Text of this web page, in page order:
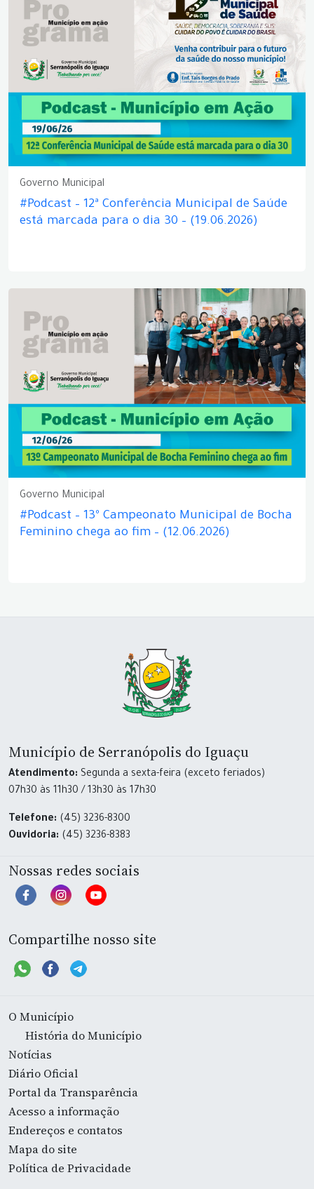
Governo Municipal
#Podcast – 12ª Conferência Municipal de Saúde
está marcada para o dia 30 – (19.06.2026)
Governo Municipal
#Podcast – 13º Campeonato Municipal de Bocha
Feminino chega ao fim – (12.06.2026)
Município de Serranópolis do Iguaçu
Atendimento: Segunda a sexta-feira (exceto feriados)
07h30 às 11h30 / 13h30 às 17h30
Telefone: (45) 3236-8300
Ouvidoria: (45) 3236-8383
Nossas redes sociais
Compartilhe nosso site
O Município
História do Município
Notícias
Diário Oficial
Portal da Transparência
Acesso a informação
Endereços e contatos
Mapa do site
Política de Privacidade